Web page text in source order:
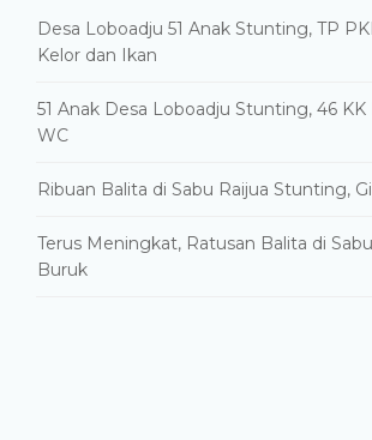
Desa Loboadju 51 Anak Stunting, TP
Kelor dan Ikan
51 Anak Desa Loboadju Stunting, 46
WC
Ribuan Balita di Sabu Raijua Stunting,
Terus Meningkat, Ratusan Balita di
Buruk